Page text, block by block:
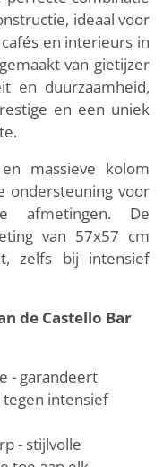
ideaal voor
en interieurs in
van gietijzer
en duurzaamheid,
en een uniek
massieve kolom
ondersteuning voor
afmetingen. De
van 57x57 cm
zelfs bij intensief
de Castello Bar
- garandeert
intensief
- stijlvolle